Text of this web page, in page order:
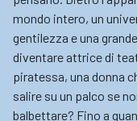
mondo intero, un
gentilezza e una
diventare attrice di
piratessa, una donna
salire su un palco se
balbettare? Fino a